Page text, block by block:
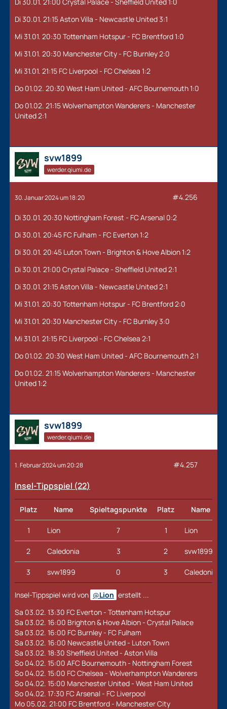
Di 30.01. 21:15 Aston Villa - Newcastle United 3:1
Mi 31.01. 20:30 Tottenham Hotspur - FC Brentford 1:0
Mi 31.01. 20:30 Manchester City - FC Burnley 2:0
Mi 31.01. 21:15 FC Liverpool - FC Chelsea 1:2
Do 01.02. 20:30 West Ham United - AFC Bournemouth 1:0
Do 01.02. 21:15 Wolverhampton Wanderers - Manchester
United 2:1
svw1899
werder.qiumi.de
30. Januar 2024 um 18:20 #4.256
Di 30.01. 20:30 Nottingham Forest - FC Arsenal 0:2
Di 30.01. 20:45 FC Fulham - FC Everton 1:2
Di 30.01. 20:45 Luton Town - Brighton & Hove Albion 1:2
Di 30.01. 21:00 Crystal Palace - Sheffield United 2:1
Di 30.01. 21:15 Aston Villa - Newcastle United 2:1
Mi 31.01. 20:30 Tottenham Hotspur - FC Brentford 2:0
Mi 31.01. 20:30 Manchester City - FC Burnley 3:0
Mi 31.01. 21:15 FC Liverpool - FC Chelsea 2:1
Do 01.02. 20:30 West Ham United - AFC Bournemouth 2:1
Do 01.02. 21:15 Wolverhampton Wanderers - Manchester
United 1:2
svw1899
werder.qiumi.de
1. Februar 2024 um 20:28 #4.257
Insel-Tippspiel (22)
Platz Name Spieltagspunkte Platz Name
1 Lion 7 1 Lion
2 Caledonia 3 2 svw1899
3 svw1899 0 3 Caledonia
Insel-Tippspiel wird von Lion erstellt ...
Sa 03.02. 13:30 FC Everton - Tottenham Hotspur
Sa 03.02. 16:00 Brighton & Hove Albion - Crystal Palace
Sa 03.02. 16:00 FC Burnley - FC Fulham
Sa 03.02. 16:00 Newcastle United - Luton Town
Sa 03.02. 18:30 Sheffield United - Aston Villa
So 04.02. 15:00 AFC Bournemouth - Nottingham Forest
So 04.02. 15:00 FC Chelsea - Wolverhampton Wanderers
So 04.02. 15:00 Manchester United - West Ham United
So 04.02. 17:30 FC Arsenal - FC Liverpool
Mo 05.02. 21:00 FC Brentford - Manchester City